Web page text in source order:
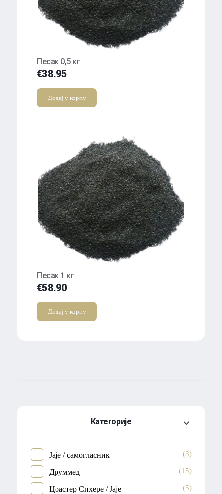
Песак 0,5 кг
€38.95
Додај у корпу
Песак 1 кг
€58.90
Додај у корпу
Категорије
Јаје / самогласник (3)
Друммед (15)
Цоастер Спхере / Јаје (5)